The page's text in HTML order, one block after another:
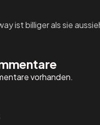
ist billiger als sie
vorhanden.